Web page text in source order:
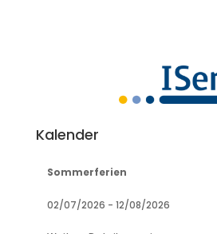
Kalender
Sommerferien
02/07/2026 - 12/08/2026